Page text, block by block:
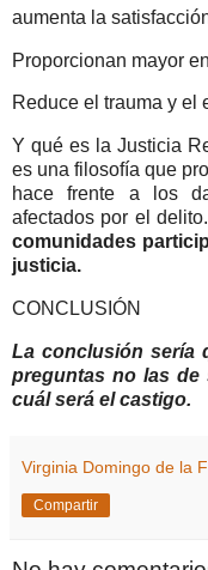
aumenta la
Proporcionan mayor
Reduce el trauma y el
Y qué es la Justicia
es una filosofía que
hace frente a los
afectados por el delito.
comunidades
justicia.
CONCLUSIÓN
La conclusión sería
preguntas no las de
cuál será el castigo.
Virginia Domingo de la
Compartir